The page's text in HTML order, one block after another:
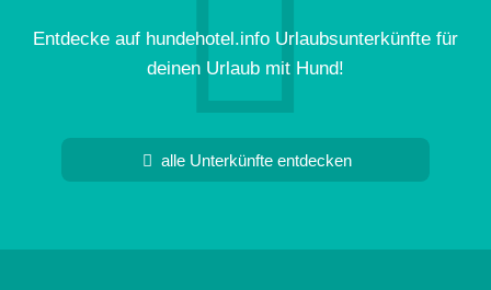
Entdecke auf hundehotel.info Urlaubsunterkünfte für
deinen Urlaub mit Hund!
alle Unterkünfte entdecken